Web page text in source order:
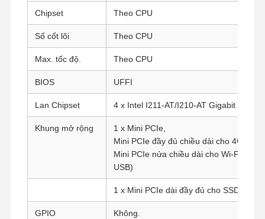
Chipset Theo CPU
Số cốt lõi Theo CPU
Max. tốc độ. Theo CPU
BIOS UFFI
Lan Chipset 4 x Intel I211-AT/I210-AT Gigabit LAN
Khung mở rộng
1 x Mini PCIe,
Mini PCIe đầy đủ chiều dài cho 4G,
Mini PCIe nửa chiều dài cho Wi-Fi theo
USB)
1 x Mini PCIe dài đầy đủ cho SSD
GPIO Không.